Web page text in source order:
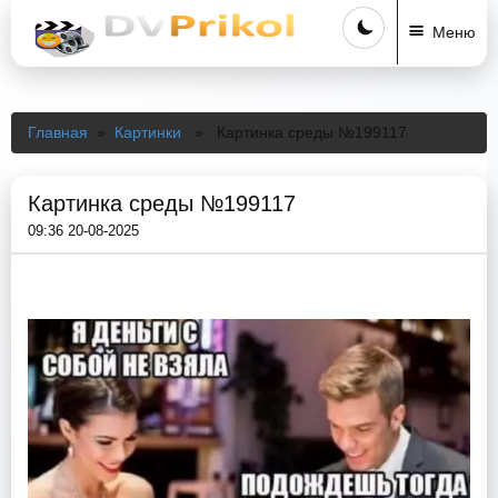
Меню
Главная » Картинки » Картинка среды №199117
Картинка среды №199117
09:36 20-08-2025